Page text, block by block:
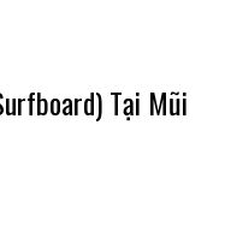
Tại Mũi